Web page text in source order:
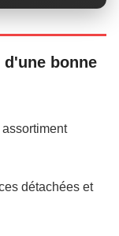
bonne
détachées et